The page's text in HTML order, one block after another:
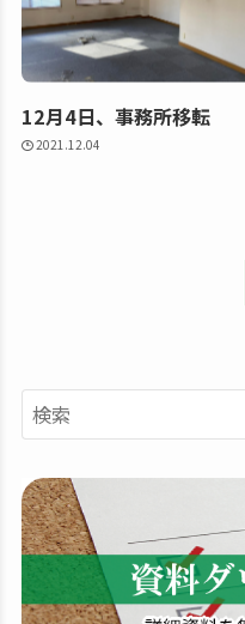
12月4日、事務所移転
2021.12.04